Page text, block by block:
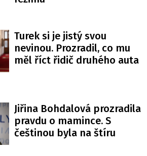
Turek si je jistý svou
nevinou. Prozradil, co mu
měl říct řidič druhého auta
Jiřina Bohdalová prozradila
pravdu o mamince. S
češtinou byla na štíru